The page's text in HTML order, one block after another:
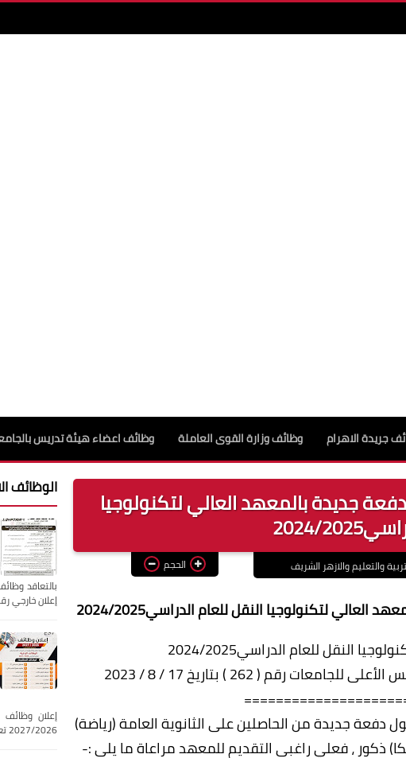
جريدة الاهرام وظائف وزارة القوى العاملة وظائف اعضاء هيئة تدريس
جديدة بالمعهد العالي لتكنولوجيا
2025
والتعليم والازهر الشريف الحجم
لتكنولوجيا النقل للعام الدراسي2024/2025
النقل للعام الدراسي2024/2025
رقم ( 262 ) بتاريخ 17 / 8 / 2023
دفعة جديدة من الحاصلين على الثانوية العامة (رياضة)
الوظائف
إعلان خارجي رقم ٢٦ لسنة ٢٠٢٦ تعلن الشركة القابضة
2027/2026 تعلن المصرية للعلوم والتكنولوجيا عن فتح باب التقد…